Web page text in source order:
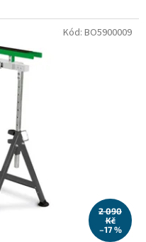
2 090
Kč
–17 %
Kód: BO5900009